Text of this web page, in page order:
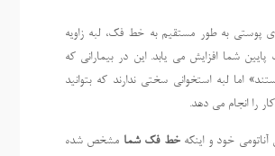
پوستی به طور مستقیم به خط فک، لبه زاویه
شما افزایش می یابد. این در بیمارانی که
اما لبه استخوانی سختی ندارند که بتوانید
را انجام می دهد.
خود و اینکه خط فک شما مشخص شده